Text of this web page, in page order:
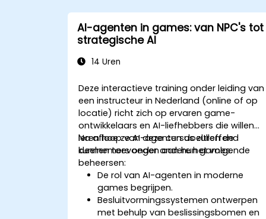
AI-agenten in games: van NPC's tot
strategische AI
14 Uren
Deze interactieve training onder leiding van
een instructeur in Nederland (online of op
locatie) richt zich op ervaren game-
ontwikkelaars en AI-liefhebbers die willen
leren hoe ze AI-agenten doeltreffend
kunnen toevoegen aan hun games.
Na afloop van deze cursus zullen de
deelnemers onder andere het volgende
beheersen:
De rol van AI-agenten in moderne
games begrijpen.
Besluitvormingssystemen ontwerpen
met behulp van beslissingsbomen en